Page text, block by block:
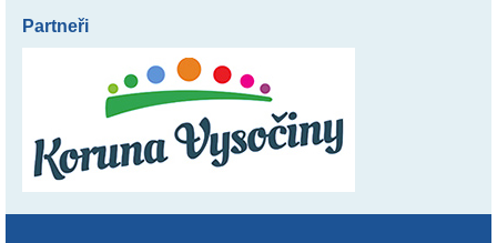
Partneři